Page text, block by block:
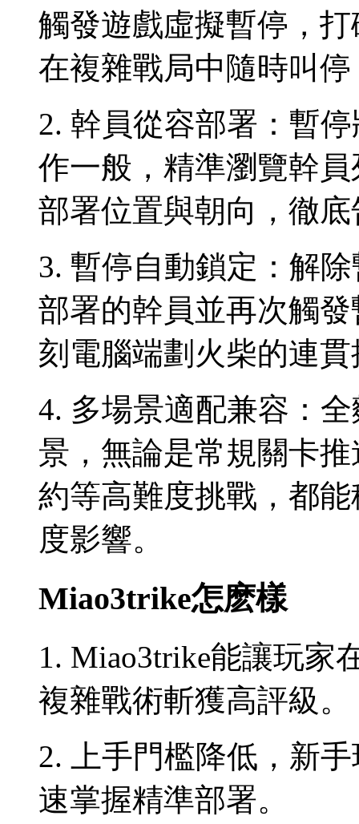
觸發遊戲虛擬暫停，
在複雜戰局中隨時叫
2. 幹員從容部署：暫
作一般，精準瀏覽幹
部署位置與朝向，徹
3. 暫停自動鎖定：解
部署的幹員並再次觸
刻電腦端劃火柴的連
4. 多場景適配兼容：
景，無論是常規關卡
約等高難度挑戰，都
度影響。
Miao3trike怎麽樣
1. Miao3trike能讓玩家
複雜戰術斬獲高評級。
2. 上手門檻降低，新
速掌握精準部署。